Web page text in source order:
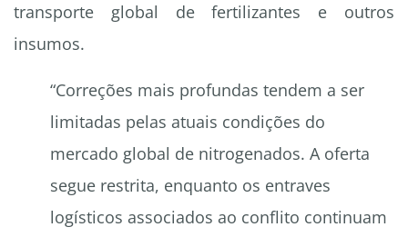
transporte global de fertilizantes e outros
insumos.
“Correções mais profundas tendem a ser
limitadas pelas atuais condições do
mercado global de nitrogenados. A oferta
segue restrita, enquanto os entraves
logísticos associados ao conflito continuam